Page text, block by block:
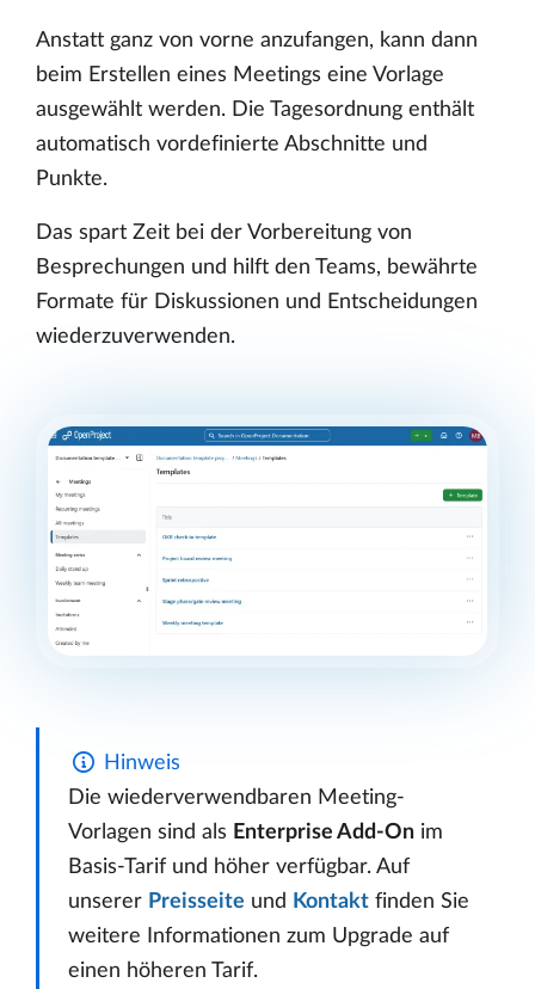
Anstatt ganz von vorne anzufangen, kann dann
beim Erstellen eines Meetings eine Vorlage
ausgewählt werden. Die Tagesordnung enthält
automatisch vordefinierte Abschnitte und
Punkte.
Das spart Zeit bei der Vorbereitung von
Besprechungen und hilft den Teams, bewährte
Formate für Diskussionen und Entscheidungen
wiederzuverwenden.
Hinweis
Die wiederverwendbaren Meeting-
Vorlagen sind als Enterprise Add-On im
Basis-Tarif und höher verfügbar. Auf
unserer Preisseite und Kontakt finden Sie
weitere Informationen zum Upgrade auf
einen höheren Tarif.